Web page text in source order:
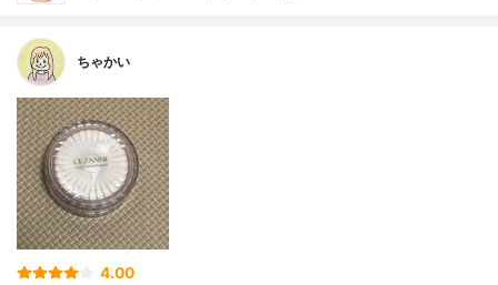
ちゃかい
4.00